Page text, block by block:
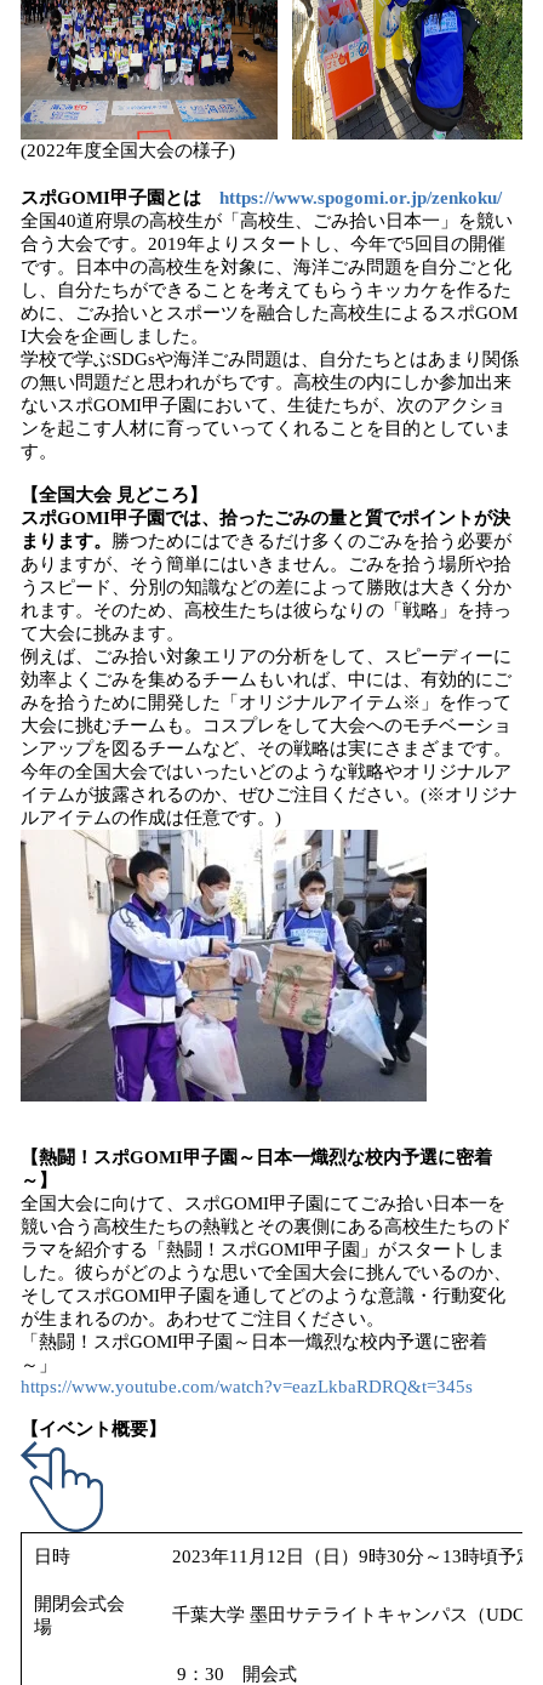
(2022年度全国大会の様子)
スポGOMI甲子園とは https://www.spogomi.or.jp/zenkoku/
全国40道府県の高校生が「高校生、ごみ拾い日本一」を競い
合う大会です。2019年よりスタートし、今年で5回目の開催
です。日本中の高校生を対象に、海洋ごみ問題を自分ごと化
し、自分たちができることを考えてもらうキッカケを作るた
めに、ごみ拾いとスポーツを融合した高校生によるスポGOM
I大会を企画しました。
学校で学ぶSDGsや海洋ごみ問題は、自分たちとはあまり関係
の無い問題だと思われがちです。高校生の内にしか参加出来
ないスポGOMI甲子園において、生徒たちが、次のアクショ
ンを起こす人材に育っていってくれることを目的としていま
す。
【全国大会 見どころ】
スポGOMI甲子園では、拾ったごみの量と質でポイントが決
まります。 勝つためにはできるだけ多くのごみを拾う必要が
ありますが、そう簡単にはいきません。ごみを拾う場所や拾
うスピード、分別の知識などの差によって勝敗は大きく分か
れます。そのため、高校生たちは彼らなりの「戦略」を持っ
て大会に挑みます。
例えば、ごみ拾い対象エリアの分析をして、スピーディーに
効率よくごみを集めるチームもいれば、中には、有効的にご
みを拾うために開発した「オリジナルアイテム※」を作って
大会に挑むチームも。コスプレをして大会へのモチベーショ
ンアップを図るチームなど、その戦略は実にさまざまです。
今年の全国大会ではいったいどのような戦略やオリジナルア
イテムが披露されるのか、ぜひご注目ください。(※オリジナ
ルアイテムの作成は任意です。)
【熱闘！スポGOMI甲子園～日本一熾烈な校内予選に密着
～】
全国大会に向けて、スポGOMI甲子園にてごみ拾い日本一を
競い合う高校生たちの熱戦とその裏側にある高校生たちのド
ラマを紹介する「熱闘！スポGOMI甲子園」がスタートしま
した。彼らがどのような思いで全国大会に挑んでいるのか、
そしてスポGOMI甲子園を通してどのような意識・行動変化
が生まれるのか。あわせてご注目ください。
「熱闘！スポGOMI甲子園～日本一熾烈な校内予選に密着
～」
https://www.youtube.com/watch?v=eazLkbaRDRQ&t=345s
【イベント概要】
日時 2023年11月12日（日）9時30分～13時頃予定
開閉会式会
場
千葉大学 墨田サテライトキャンパス（UDC
9：30 開会式